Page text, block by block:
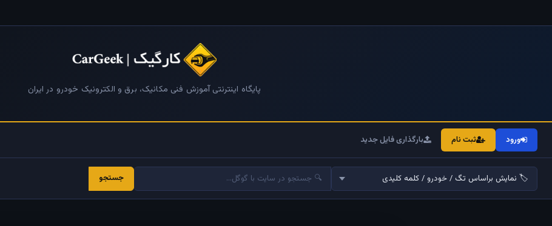
پایگاه اینترنتی آموزش فنی مکانیک، برق و الکترونیک خودرو در ایران
ورود ثبت نام بارگذاری فایل جدید
جستجو